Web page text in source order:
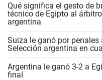
Qué significa el gesto de
técnico de Egipto al
argentina
Suiza le ganó por
Selección argentina en
Argentina le ganó 3-2 a
final